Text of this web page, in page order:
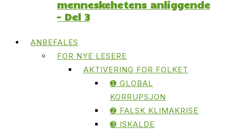
menneskehetens anliggende
– Del 3
ANBEFALES
FOR NYE LESERE
AKTIVERING FOR FOLKET
➊ GLOBAL
KORRUPSJON
➋ FALSK KLIMAKRISE
➌ ISKALDE